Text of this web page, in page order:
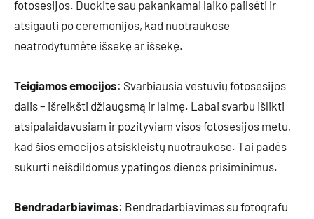
fotosesijos. Duokite sau pakankamai laiko pailsėti ir
atsigauti po ceremonijos, kad nuotraukose
neatrodytumėte išsekę ar išsekę.
Teigiamos emocijos: Svarbiausia vestuvių fotosesijos
dalis – išreikšti džiaugsmą ir laimę. Labai svarbu išlikti
atsipalaidavusiam ir pozityviam visos fotosesijos metu,
kad šios emocijos atsiskleistų nuotraukose. Tai padės
sukurti neišdildomus ypatingos dienos prisiminimus.
Bendradarbiavimas: Bendradarbiavimas su fotografu